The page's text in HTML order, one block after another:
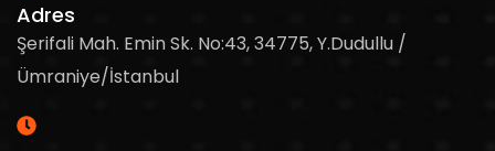
Adres
Şerifali Mah. Emin Sk. No:43, 34775, Y.Dudullu /
Ümraniye/İstanbul